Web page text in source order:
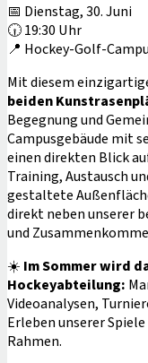
📅 Dienstag, 30. Juni
🕡 19:30 Uhr
📍 Hockey-Golf-
Mit diesem
beiden
Begegnung und
Campusgebäude mit
einen direkten Blick
Training, Austausch
gestaltete
direkt neben unserer
und
☀️ Im Sommer wird
Hockeyabteilung:
Videoanalysen,
Erleben unserer
Rahmen.